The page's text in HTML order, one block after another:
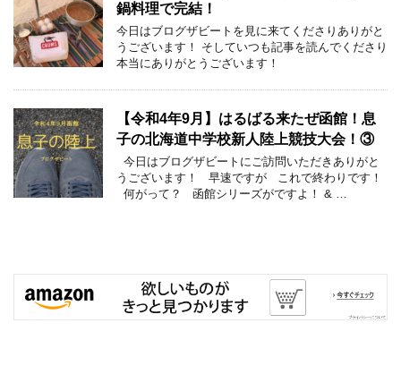
鍋料理で完結！
今日はブログザビートを見に来てくださりありがと
うございます！ そしていつも記事を読んでくださり
本当にありがとうございます！
【令和4年9月】はるばる来たぜ函館！息
子の北海道中学校新人陸上競技大会！③
今日はブログザビートにご訪問いただきありがと
うございます！ 早速ですが これで終わりです！
何がって？ 函館シリーズがですよ！ & …